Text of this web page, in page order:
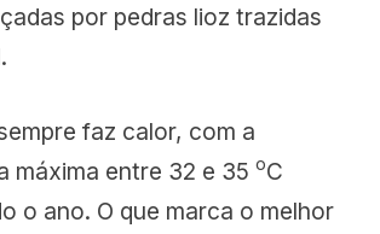
por pedras lioz trazidas
faz calor, com a
máxima entre 32 e 35oC
o ano. O que marca o melhor